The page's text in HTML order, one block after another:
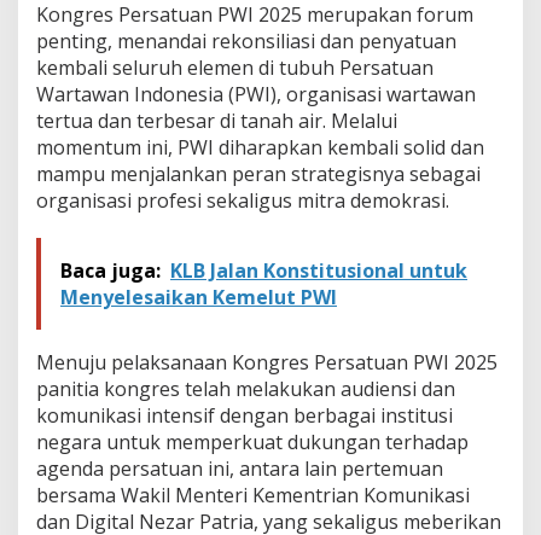
a
r
a
n
g
Kongres Persatuan PWI 2025 merupakan forum
penting, menandai rekonsiliasi dan penyatuan
kembali seluruh elemen di tubuh Persatuan
Wartawan Indonesia (PWI), organisasi wartawan
tertua dan terbesar di tanah air. Melalui
momentum ini, PWI diharapkan kembali solid dan
mampu menjalankan peran strategisnya sebagai
organisasi profesi sekaligus mitra demokrasi.
Baca juga: KLB Jalan Konstitusional untuk
Menyelesaikan Kemelut PWI
Menuju pelaksanaan Kongres Persatuan PWI 2025
panitia kongres telah melakukan audiensi dan
komunikasi intensif dengan berbagai institusi
negara untuk memperkuat dukungan terhadap
agenda persatuan ini, antara lain pertemuan
bersama Wakil Menteri Kementrian Komunikasi
dan Digital Nezar Patria, yang sekaligus meberikan